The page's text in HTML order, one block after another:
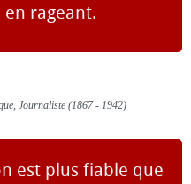
rageant.
Journaliste (1867 - 1942)
est plus fiable que